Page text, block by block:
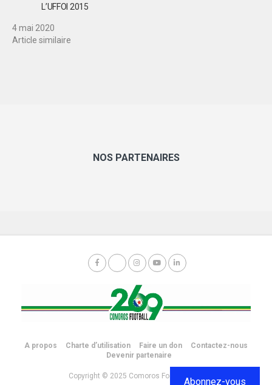
L’UFFOI 2015
4 mai 2020
Article similaire
NOS PARTENAIRES
A propos Charte d’utilisation Faire un don
Contactez-nous
Devenir partenaire
Copyright © 2025 Comoros Football 269.Abonnez-vous